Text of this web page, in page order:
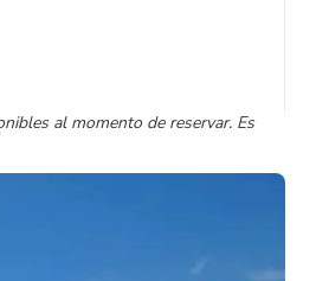
al momento de reservar. Es